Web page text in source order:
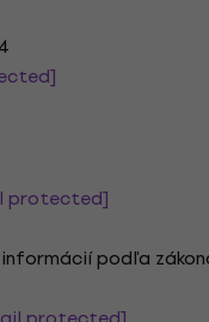
protected]
podľa